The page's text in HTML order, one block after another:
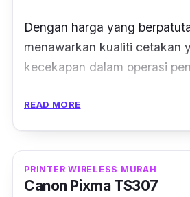
Dengan harga yang
menawarkan kualiti cetakan
kecekapan dalam operasi
Dengan teknologi laser
Kecepatan cetakannya yang
READ MORE
PRINTER WIRELESS MURAH
Canon Pixma TS307